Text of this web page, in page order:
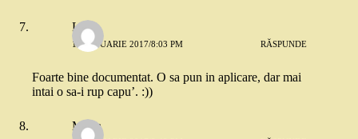
Lila
16 IANUARIE 2017/8:03 PM RĂSPUNDE
Foarte bine documentat. O sa pun in aplicare, dar mai
intai o sa-i rup capu’. :))
Maria